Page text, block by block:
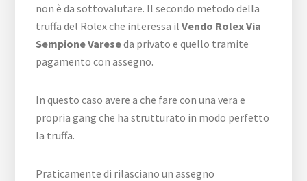
non è da sottovalutare. Il secondo metodo della
truffa del Rolex che interessa ilVendo Rolex Via
Sempione Vareseda privato e quello tramite
pagamento con assegno.
In questo caso avere a che fare con una vera e
propria gang che ha strutturato in modo perfetto
la truffa.
Praticamente di rilasciano un assegno